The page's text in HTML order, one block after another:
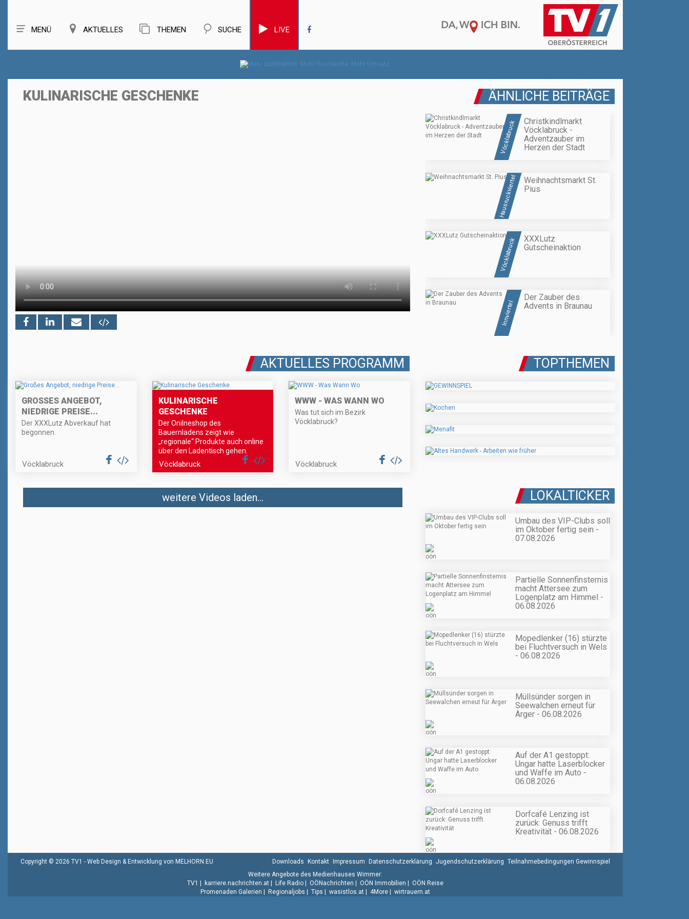
MENÜ AKTUELLES THEMEN SUCHE LIVE
KULINARISCHE GESCHENKE ÄHNLICHE BEITRÄGE
Vöcklabruck
Christkindlmarkt
Vöcklabruck -
Adventzauber im
Herzen der Stadt
Hausruckviertel
Weihnachtsmarkt St.
Pius
Vöcklabruck
XXXLutz
Gutscheinaktion
Innviertel
Der Zauber des
Advents in Braunau
AKTUELLES PROGRAMM
GROSSES ANGEBOT, N
IEDRIGE PREISE...
Der XXXLutz Abverkauf hat
begonnen.
Vöcklabruck
KULINARISCHE
GESCHENKE
Der Onilneshop des
Bauernladens zeigt wie
„regionale“ Produkte auch online
über den Ladentisch gehen.
Vöcklabruck
WWW - WAS WANN WO
Was tut sich im Bezirk
Vöcklabruck?
Vöcklabruck
weitere Videos laden...
TOPTHEMEN
LOKALTICKER
Umbau des VIP-Clubs soll
im Oktober fertig sein -
07.08.2026
Partielle Sonnenfinsternis
macht Attersee zum
Logenplatz am Himmel -
06.08.2026
Mopedlenker (16) stürzte
bei Fluchtversuch in Wels
- 06.08.2026
Müllsünder sorgen in
Seewalchen erneut für
Ärger - 06.08.2026
Auf der A1 gestoppt:
Ungar hatte Laserblocker
und Waffe im Auto -
06.08.2026
Dorfcafé Lenzing ist
zurück: Genuss trifft
Kreativität - 06.08.2026
Copyright © 2026 TV1 - Web Design & Entwicklung von MELHORN.EU Downloads Kontakt Impressum Datenschutzerklärung Jugendschutzerklärung Teilnahmebedingungen Gewinnspiel
Weitere Angebote des Medienhauses Wimmer:
TV1 | karriere.nachrichten.at | Life Radio | OÖNachrichten | OÖN Immobilien | OÖN Reise
Promenaden Galerien | Regionaljobs | Tips | wasistlos.at | 4More | wirtrauern.at